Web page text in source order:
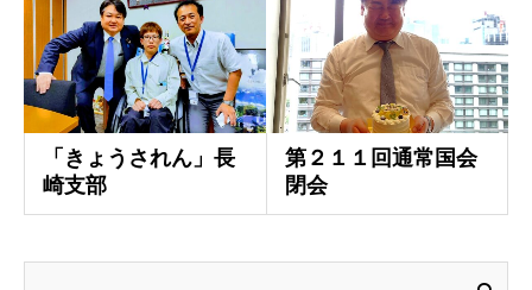
「きょうされん」長
崎支部
第２１１回通常国会
閉会